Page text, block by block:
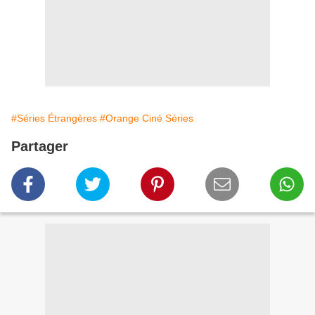
#Séries Étrangères #Orange Ciné Séries
Partager